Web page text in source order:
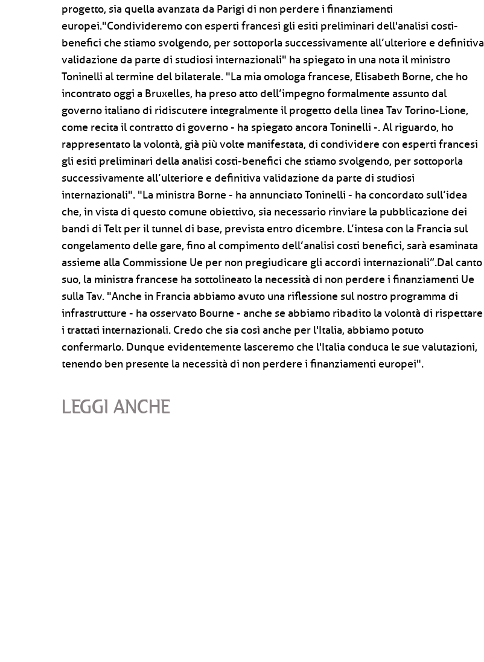
progetto, sia quella avanzata da Parigi di non perdere i finanziamenti
europei."Condivideremo con esperti francesi gli esiti preliminari dell'analisi costi-
benefici che stiamo svolgendo, per sottoporla successivamente all’ulteriore e definitiva
validazione da parte di studiosi internazionali" ha spiegato in una nota il ministro
Toninelli al termine del bilaterale. "La mia omologa francese, Elisabeth Borne, che ho
incontrato oggi a Bruxelles, ha preso atto dell’impegno formalmente assunto dal
governo italiano di ridiscutere integralmente il progetto della linea Tav Torino-Lione,
come recita il contratto di governo - ha spiegato ancora Toninelli -. Al riguardo, ho
rappresentato la volontà, già più volte manifestata, di condividere con esperti francesi
gli esiti preliminari della analisi costi-benefici che stiamo svolgendo, per sottoporla
successivamente all’ulteriore e definitiva validazione da parte di studiosi
internazionali". "La ministra Borne - ha annunciato Toninelli - ha concordato sull’idea
che, in vista di questo comune obiettivo, sia necessario rinviare la pubblicazione dei
bandi di Telt per il tunnel di base, prevista entro dicembre. L’intesa con la Francia sul
congelamento delle gare, fino al compimento dell’analisi costi benefici, sarà esaminata
assieme alla Commissione Ue per non pregiudicare gli accordi internazionali”.Dal canto
suo, la ministra francese ha sottolineato la necessità di non perdere i finanziamenti Ue
sulla Tav. "Anche in Francia abbiamo avuto una riflessione sul nostro programma di
infrastrutture - ha osservato Bourne - anche se abbiamo ribadito la volontà di rispettare
i trattati internazionali. Credo che sia così anche per l'Italia, abbiamo potuto
confermarlo. Dunque evidentemente lasceremo che l'Italia conduca le sue valutazioni,
tenendo ben presente la necessità di non perdere i finanziamenti europei".
LEGGI ANCHE